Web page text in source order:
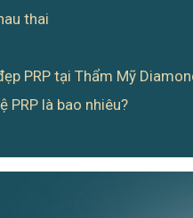
thai
PRP tại Thẩm Mỹ
PRP là bao nhiêu?